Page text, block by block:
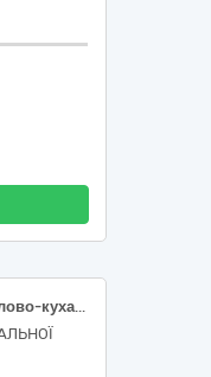
Ванна 1-но секційна для миття столово-кухарського посуду